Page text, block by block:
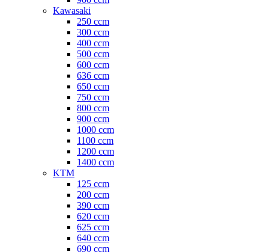
Kawasaki
250 ccm
300 ccm
400 ccm
500 ccm
600 ccm
636 ccm
650 ccm
750 ccm
800 ccm
900 ccm
1000 ccm
1100 ccm
1200 ccm
1400 ccm
KTM
125 ccm
200 ccm
390 ccm
620 ccm
625 ccm
640 ccm
690 ccm